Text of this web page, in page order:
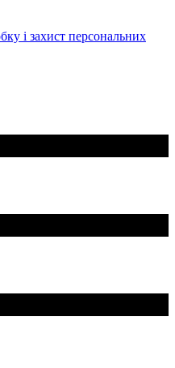
і захист персональних